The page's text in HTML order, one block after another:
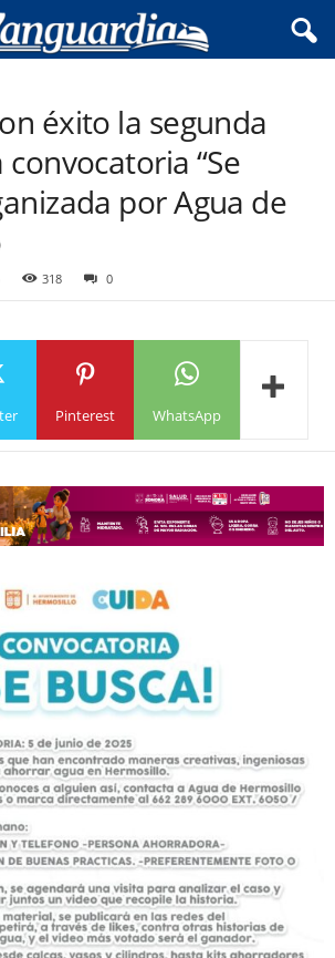
éxito la segunda
“Se
por Agua de
318 0
Pinterest WhatsApp